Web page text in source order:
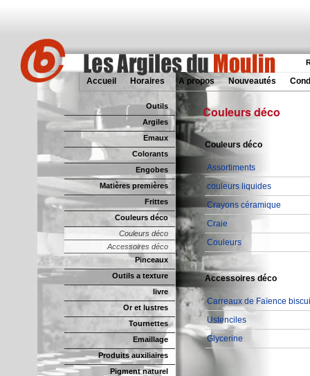
Accueil Horaires A propos Nouveautés
Outils
Argiles
Emaux
Colorants
Engobes
Matières premières
Frittes
Couleurs déco
Couleurs déco
Accessoires déco
Pinceaux
Outils a texture
livre
Or et lustres
Tournettes
Emaillage
Produits auxiliaires
Pigment naturel
Couleurs déco
Couleurs déco
Assortiments
couleurs liquides
Crayons céramique
Craie
Couleurs
Accessoires déco
Carreaux de Faïence
Ustenciles
Glycerine